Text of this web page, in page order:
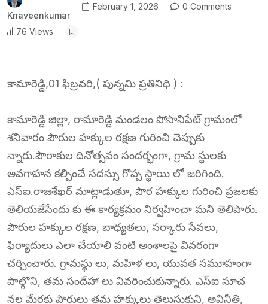
Knaveenkumar
February 1, 2026 0 Comments
76 Views
కామారెడ్డి,01 ఫిబ్రవరి,( పున్నమి ప్రతినిధి ) :
కామారెడ్డి జిల్లా, రామారెడ్డి మండలం పోసానిపేట్ గ్రామంలో
శనివారం పౌరుల హక్కుల రక్షణ గురించి చెప్పుకు
న్నారు.పౌరాకుల దినోత్సవం సందర్భంగా, గ్రామ స్థులకు
అవగాహన కల్పించే సదస్సు గొప్ప స్థాయి లో జరిగింది.
ఎస్ఐ.రాజశేఖర్ మాట్లాడుతూ, పౌర హక్కుల గురించి ప్రజలకు
తెలియజేసేందు కు ఈ కార్యక్రమం నిర్వహించా మని తెలిపారు.
పౌరుల హక్కుల రక్షణ, బాధ్యతలు, సర్కారు సేవలు,
ఫిర్యాదులు ఎలా చేయాలి వంటి అంశాలపై వివరంగా
చర్చించారు. గ్రామస్థు లు, మహిళ లు, యువత సమూహంగా
పాల్గొని, తమ సందేహా లు వివరించుకున్నారు. ఎస్ఐ సూచ
నల మేరకు పౌరులు తమ హక్కులు తెలుసుకుని, అవినీతి,